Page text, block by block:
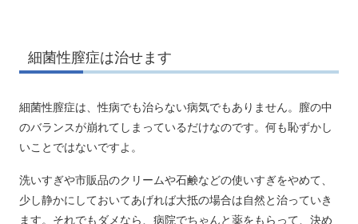
細菌性膣症は治せます
細菌性膣症は、性病でも治らない病気でもありません。膣の中
のバランスが崩れてしまっているだけなのです。何も恥ずかし
いことではないですよ。
洗いすぎや市販品のクリームや石鹸などの使いすぎをやめて、
少し静かにしておいてあげれば大抵の場合は自然と治っていき
ます。それでもダメなら、病院でちゃんと薬をもらって、決め